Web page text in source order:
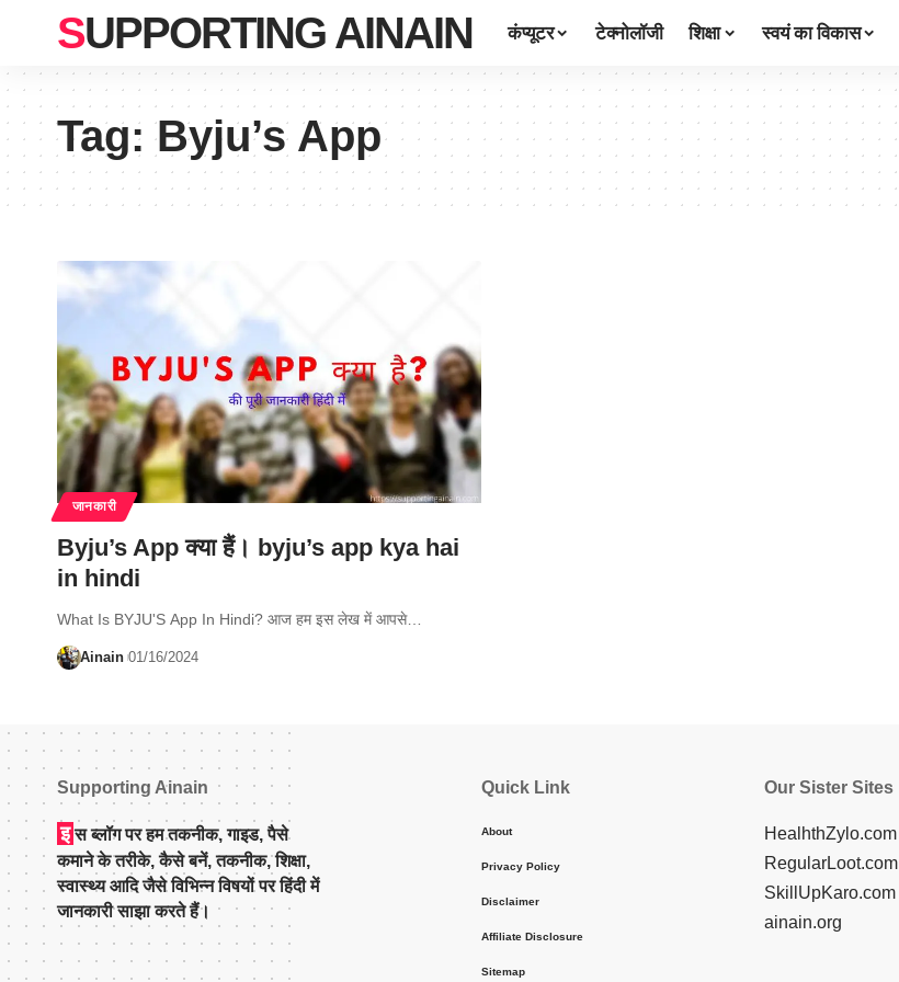
SUPPORTING AINAIN कंप्यूटर टेक्नोलॉजी शिक्षा स्वयं का विकास
Tag:Byju’s App
जानकारी
Byju’s App क्या हैं। byju’s app kya hai
in hindi
What Is BYJU'S App In Hindi? आज हम इस लेख में आपसे…
Ainain 01/16/2024
Supporting Ainain
इ स ब्लॉग पर हम तकनीक, गाइड, पैसे
कमाने के तरीके, कैसे बनें, तकनीक, शिक्षा,
स्वास्थ्य आदि जैसे विभिन्न विषयों पर हिंदी में
जानकारी साझा करते हैं।
Quick Link
About
Privacy Policy
Disclaimer
Affiliate Disclosure
Sitemap
Our Sister Sites
HealhthZylo.com
RegularLoot.com
SkillUpKaro.com
ainain.org